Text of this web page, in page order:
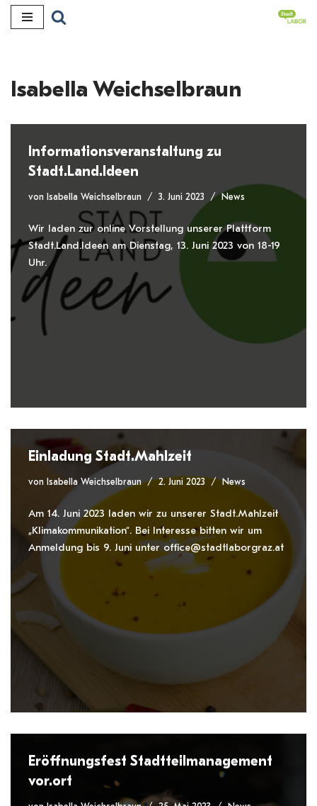
Isabella Weichselbraun
Informationsveranstaltung zu
Stadt.Land.Ideen
von Isabella Weichselbraun 3. Juni 2023 News
Wir laden zur online Vorstellung unserer Plattform
Stadt.Land.Ideen am Dienstag, 13. Juni 2023 von 18-19
Uhr.
Einladung Stadt.Mahlzeit
von Isabella Weichselbraun 2. Juni 2023 News
Am 14. Juni 2023 laden wir zu unserer Stadt.Mahlzeit
„Klimakommunikation“. Bei Interesse bitten wir um
Anmeldung bis 9. Juni unter office@stadtlaborgraz.at
Eröffnungsfest Stadtteilmanagement
vor.ort